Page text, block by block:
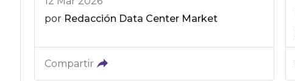
por Redacción Data Center Market
Compartir